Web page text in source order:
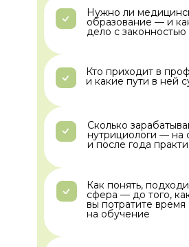
Нужно ли
образование — и
дело с законностью
Кто приходит в
и какие пути в ней
Сколько
нутрициологи — на
и после года
Как понять,
сфера — до того,
вы потратите время
на обучение